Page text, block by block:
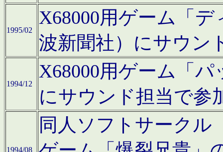
1995/02
X68000用ゲーム「
波新聞社）にサウン
1994/12
X68000用ゲーム「
にサウンド担当で参
1994/08
同人ソフトサークル